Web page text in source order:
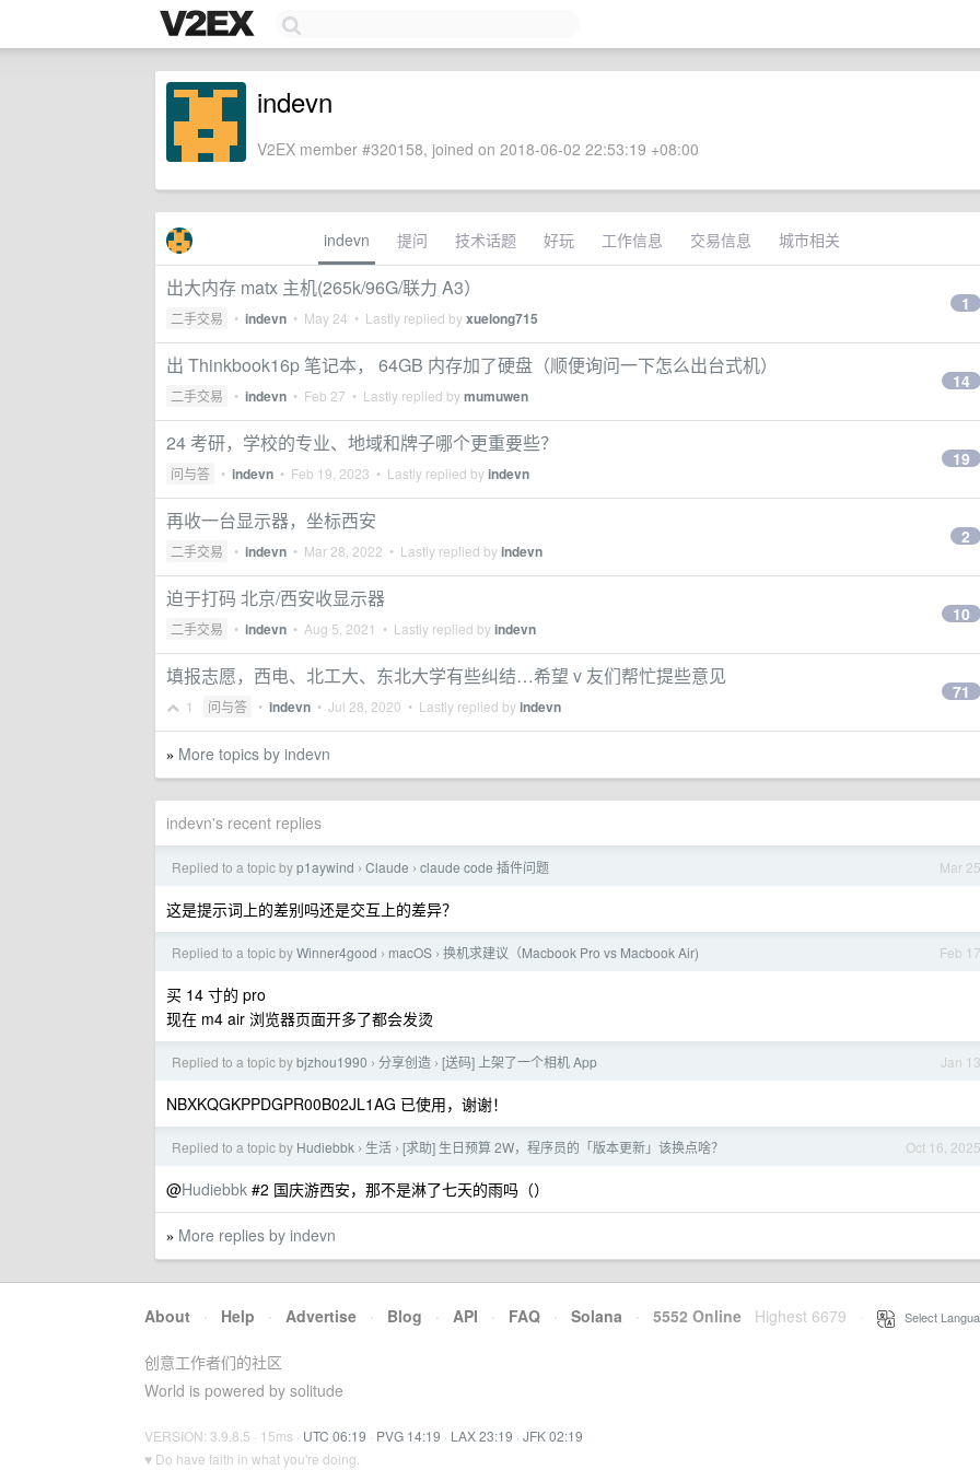
indevn
V2EX member #320158, joined on 2018-06-02 22:53:19 +08:00
indevn 提问 技术话题 好玩 工作信息 交易信息 城市相关
出大内存 matx 主机(265k/96G/联力 A3）
二手交易 • indevn • May 24 • Lastly replied byxuelong715
1
出 Thinkbook16p 笔记本， 64GB 内存加了硬盘（顺便询问一下怎么出台式机）
二手交易 • indevn • Feb 27 • Lastly replied bymumuwen
14
24 考研，学校的专业、地域和牌子哪个更重要些？
问与答 • indevn • Feb 19, 2023 • Lastly replied byindevn
19
再收一台显示器，坐标西安
二手交易 • indevn • Mar 28, 2022 • Lastly replied byindevn
2
迫于打码 北京/西安收显示器
二手交易 • indevn • Aug 5, 2021 • Lastly replied byindevn
10
填报志愿，西电、北工大、东北大学有些纠结…希望 v 友们帮忙提些意见
1 问与答 • indevn • Jul 28, 2020 • Lastly replied byindevn
71
» More topics by indevn
indevn's recent replies
Mar 25
Replied to a topic byp1aywind › Claude › claude code 插件问题
这是提示词上的差别吗还是交互上的差异？
Feb 17
Replied to a topic byWinner4good › macOS › 换机求建议（Macbook Pro vs Macbook Air)
买 14 寸的 pro
现在 m4 air 浏览器页面开多了都会发烫
Jan 13
Replied to a topic bybjzhou1990 › 分享创造 › [送码] 上架了一个相机 App
NBXKQGKPPDGPR00B02JL1AG 已使用，谢谢！
Oct 16, 2025
Replied to a topic by Hudiebbk › 生活 › [求助] 生日预算 2W，程序员的「版本更新」该换点啥？
@Hudiebbk #2 国庆游西安，那不是淋了七天的雨吗（）
» More replies by indevn
About · Help · Advertise · Blog · API · FAQ · Solana · 5552 Online Highest 6679 Select
创意工作者们的社区
World is powered by solitude
VERSION: 3.9.8.5 · 15ms · UTC 06:19 · PVG 14:19 · LAX 23:19 · JFK 02:19
♥ Do have faith in what you're doing.